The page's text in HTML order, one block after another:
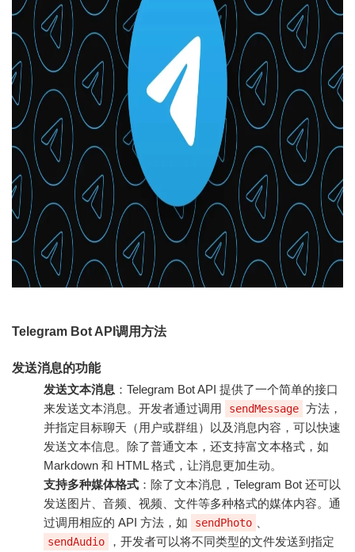
Telegram Bot API调用方法
发送消息的功能
发送文本消息 ：Telegram Bot API 提供了一个简单的接口
来发送文本消息。开发者通过调用
sendMessage 方法，
并指定目标聊天（用户或群组）以及消息内容，可以快速
发送文本信息。除了普通文本，还支持富文本格式，如
Markdown 和 HTML 格式，让消息更加生动。
支持多种媒体格式 ：除了文本消息，Telegram Bot 还可以
发送图片、音频、视频、文件等多种格式的媒体内容。通
过调用相应的 API 方法，如
sendPhoto
sendAudio
，开发者可以将不同类型的文件发送到指定